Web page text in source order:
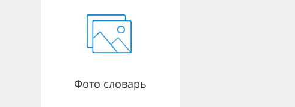
Фото словарь